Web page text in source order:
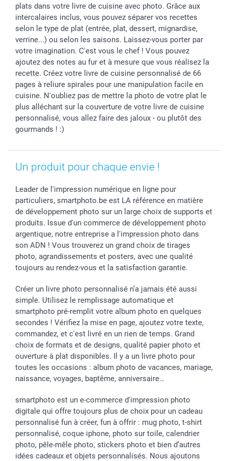
Investisseurs
Droit de rétractation
plats dans votre livre de cuisine avec photo. Grâce aux
intercalaires inclus, vous pouvez séparer vos recettes
selon le type de plat (entrée, plat, dessert, mignardise,
verrine...) ou selon les saisons. Laissez-vous porter par
votre imagination. C'est vous le chef ! Vous pouvez
ajoutez des notes au fur et à mesure que vous réalisez la
recette. Créez votre livre de cuisine personnalisé de 66
pages à reliure spirales pour une manipulation facile en
cuisine. N'oubliez pas de mettre la photo de votre plat le
plus alléchant sur la couverture de votre livre de cuisine
personnalisé, vous allez faire des jaloux - ou plutôt des
gourmands ! :)
Un produit pour chaque envie !
Leader de l'impression numérique en ligne pour
particuliers, smartphoto.be est LA référence en matière
de développement photo sur un large choix de supports et
produits. Issue d'un commerce de développement photo
argentique, notre entreprise a l'impression photo dans
son ADN ! Vous trouverez un grand choix de tirages
photo, agrandissements et posters, avec une qualité
toujours au rendez-vous et la satisfaction garantie.
Créer un livre photo personnalisé n’a jamais été aussi
simple. Utilisez le remplissage automatique et
smartphoto pré-remplit votre album photo en quelques
secondes ! Vérifiez la mise en page, ajoutez votre texte,
commandez, et c'est livré en un rien de temps. Grand
choix de formats et de designs, qualité papier photo et
ouverture à plat disponibles. Il y a un livre photo pour
toutes les occasions : album photo de vacances, mariage,
naissance, voyages, baptême, anniversaire…
smartphoto est un e-commerce d'impression photo
digitale qui offre toujours plus de choix pour un cadeau
personnalisé fun à créer, fun à offrir : mug photo, t-shirt
personnalisé, coque iphone, photo sur toile, calendrier
photo, pêle-mêle photo, stickers photo et bien d’autres
idées cadeaux et objets personnalisés. Nous ajoutons